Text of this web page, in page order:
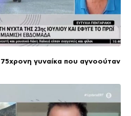
γυναίκα που αγνοούταν